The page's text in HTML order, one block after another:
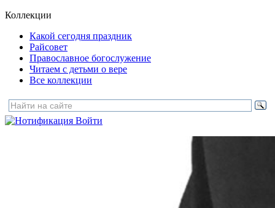
Коллекции
Какой сегодня праздник
Райсовет
Православное богослужение
Читаем с детьми о вере
Все коллекции
Войти